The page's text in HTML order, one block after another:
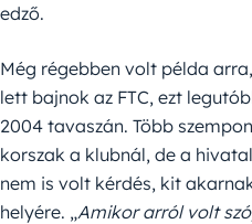
edző.
Még régebben volt példa
lett bajnok az FTC, ezt
2004 tavaszán. Több
korszak a klubnál, de a
nem is volt kérdés, kit
helyére. „Amikor arról volt